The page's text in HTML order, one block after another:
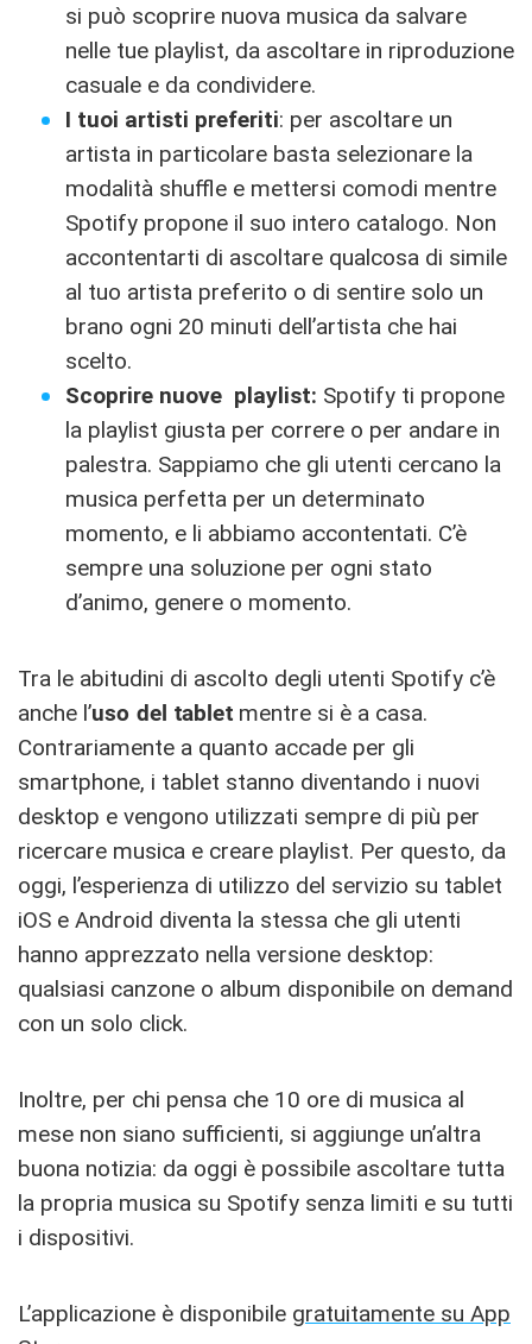
si può scoprire nuova musica da salvare
nelle tue playlist, da ascoltare in riproduzione
casuale e da condividere.
I tuoi artisti preferiti: per ascoltare un
artista in particolare basta selezionare la
modalità shuffle e mettersi comodi mentre
Spotify propone il suo intero catalogo. Non
accontentarti di ascoltare qualcosa di simile
al tuo artista preferito o di sentire solo un
brano ogni 20 minuti dell’artista che hai
scelto.
Scoprire nuove playlist: Spotify ti propone
la playlist giusta per correre o per andare in
palestra. Sappiamo che gli utenti cercano la
musica perfetta per un determinato
momento, e li abbiamo accontentati. C’è
sempre una soluzione per ogni stato
d’animo, genere o momento.
Tra le abitudini di ascolto degli utenti Spotify c’è
anche l’uso del tabletmentre si è a casa.
Contrariamente a quanto accade per gli
smartphone, i tablet stanno diventando i nuovi
desktop e vengono utilizzati sempre di più per
ricercare musica e creare playlist. Per questo, da
oggi, l’esperienza di utilizzo del servizio su tablet
iOS e Android diventa la stessa che gli utenti
hanno apprezzato nella versione desktop:
qualsiasi canzone o album disponibile on demand
con un solo click.
Inoltre, per chi pensa che 10 ore di musica al
mese non siano sufficienti, si aggiunge un’altra
buona notizia: da oggi è possibile ascoltare tutta
la propria musica su Spotify senza limiti e su tutti
i dispositivi.
L’applicazione è disponibile gratuitamente su App